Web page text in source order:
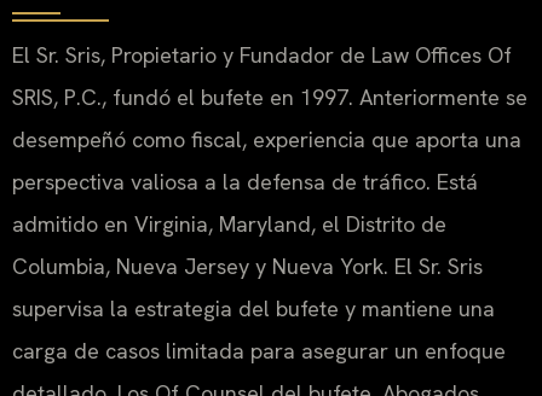
El Sr. Sris, Propietario y Fundador de Law Offices Of
SRIS, P.C., fundó el bufete en 1997. Anteriormente se
desempeñó como fiscal, experiencia que aporta una
perspectiva valiosa a la defensa de tráfico. Está
admitido en Virginia, Maryland, el Distrito de
Columbia, Nueva Jersey y Nueva York. El Sr. Sris
supervisa la estrategia del bufete y mantiene una
carga de casos limitada para asegurar un enfoque